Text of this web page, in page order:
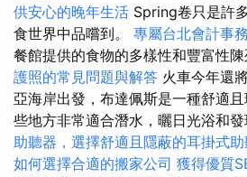
供安心的晚年生活 Spring卷只是許
食世界中品嚐到。 專屬台北會計事
餐館提供的食物的多樣性和豐富性陳
護照的常見問題與解答 火車今年還
亞海岸出發，布達佩斯是一種舒適
些地方非常適合潛水，曬日光浴和發
助聽器，選擇舒適且隱蔽的耳掛式助
如何選擇合適的搬家公司 獲得優質